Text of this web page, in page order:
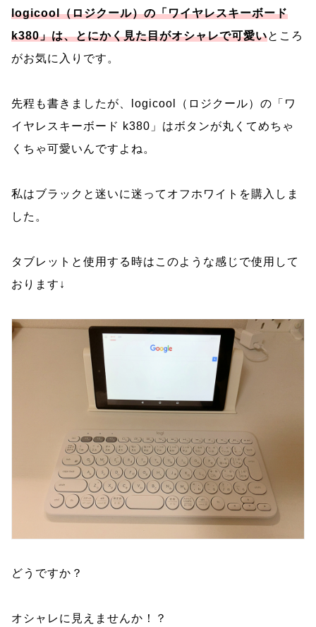
logicool（ロジクール）の「ワイヤレスキーボード
k380」は、とにかく見た目がオシャレで可愛いところ
がお気に入りです。
先程も書きましたが、logicool（ロジクール）の「ワ
イヤレスキーボード k380」はボタンが丸くてめちゃ
くちゃ可愛いんですよね。
私はブラックと迷いに迷ってオフホワイトを購入しま
した。
タブレットと使用する時はこのような感じで使用して
おります↓
どうですか？
オシャレに見えませんか！？